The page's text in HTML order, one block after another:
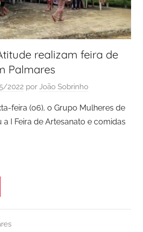
realizam feira de
Palmares
2022 por João Sobrinho
feira (06), o Grupo Mulheres de
I Feira de Artesanato e comidas